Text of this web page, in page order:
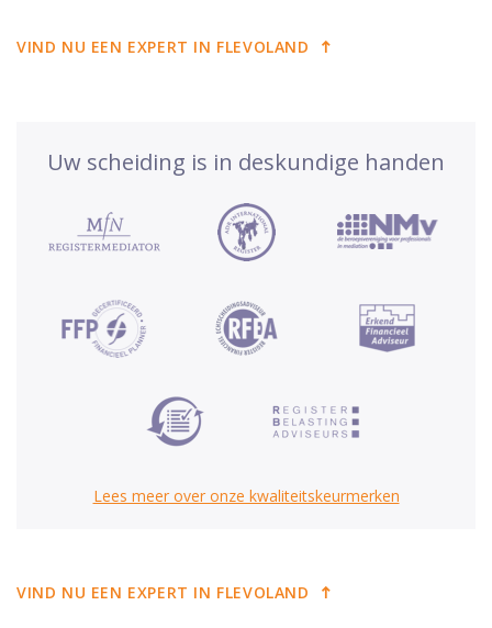
VIND NU EEN EXPERT IN FLEVOLAND
Uw scheiding is in deskundige handen
Lees meer over onze kwaliteitskeurmerken
VIND NU EEN EXPERT IN FLEVOLAND